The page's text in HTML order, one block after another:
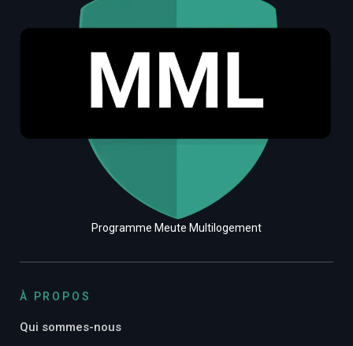
Programme Meute Multilogement
À PROPOS
Qui sommes-nous